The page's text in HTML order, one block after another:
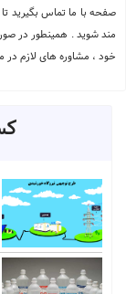
صفحه با ما تماس بگیرید
مند شوید . همینطور در
خود ، مشاوره های لازم در